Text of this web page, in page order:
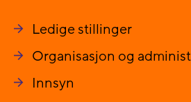
Ledige stillinger
Organisasjon og
Innsyn